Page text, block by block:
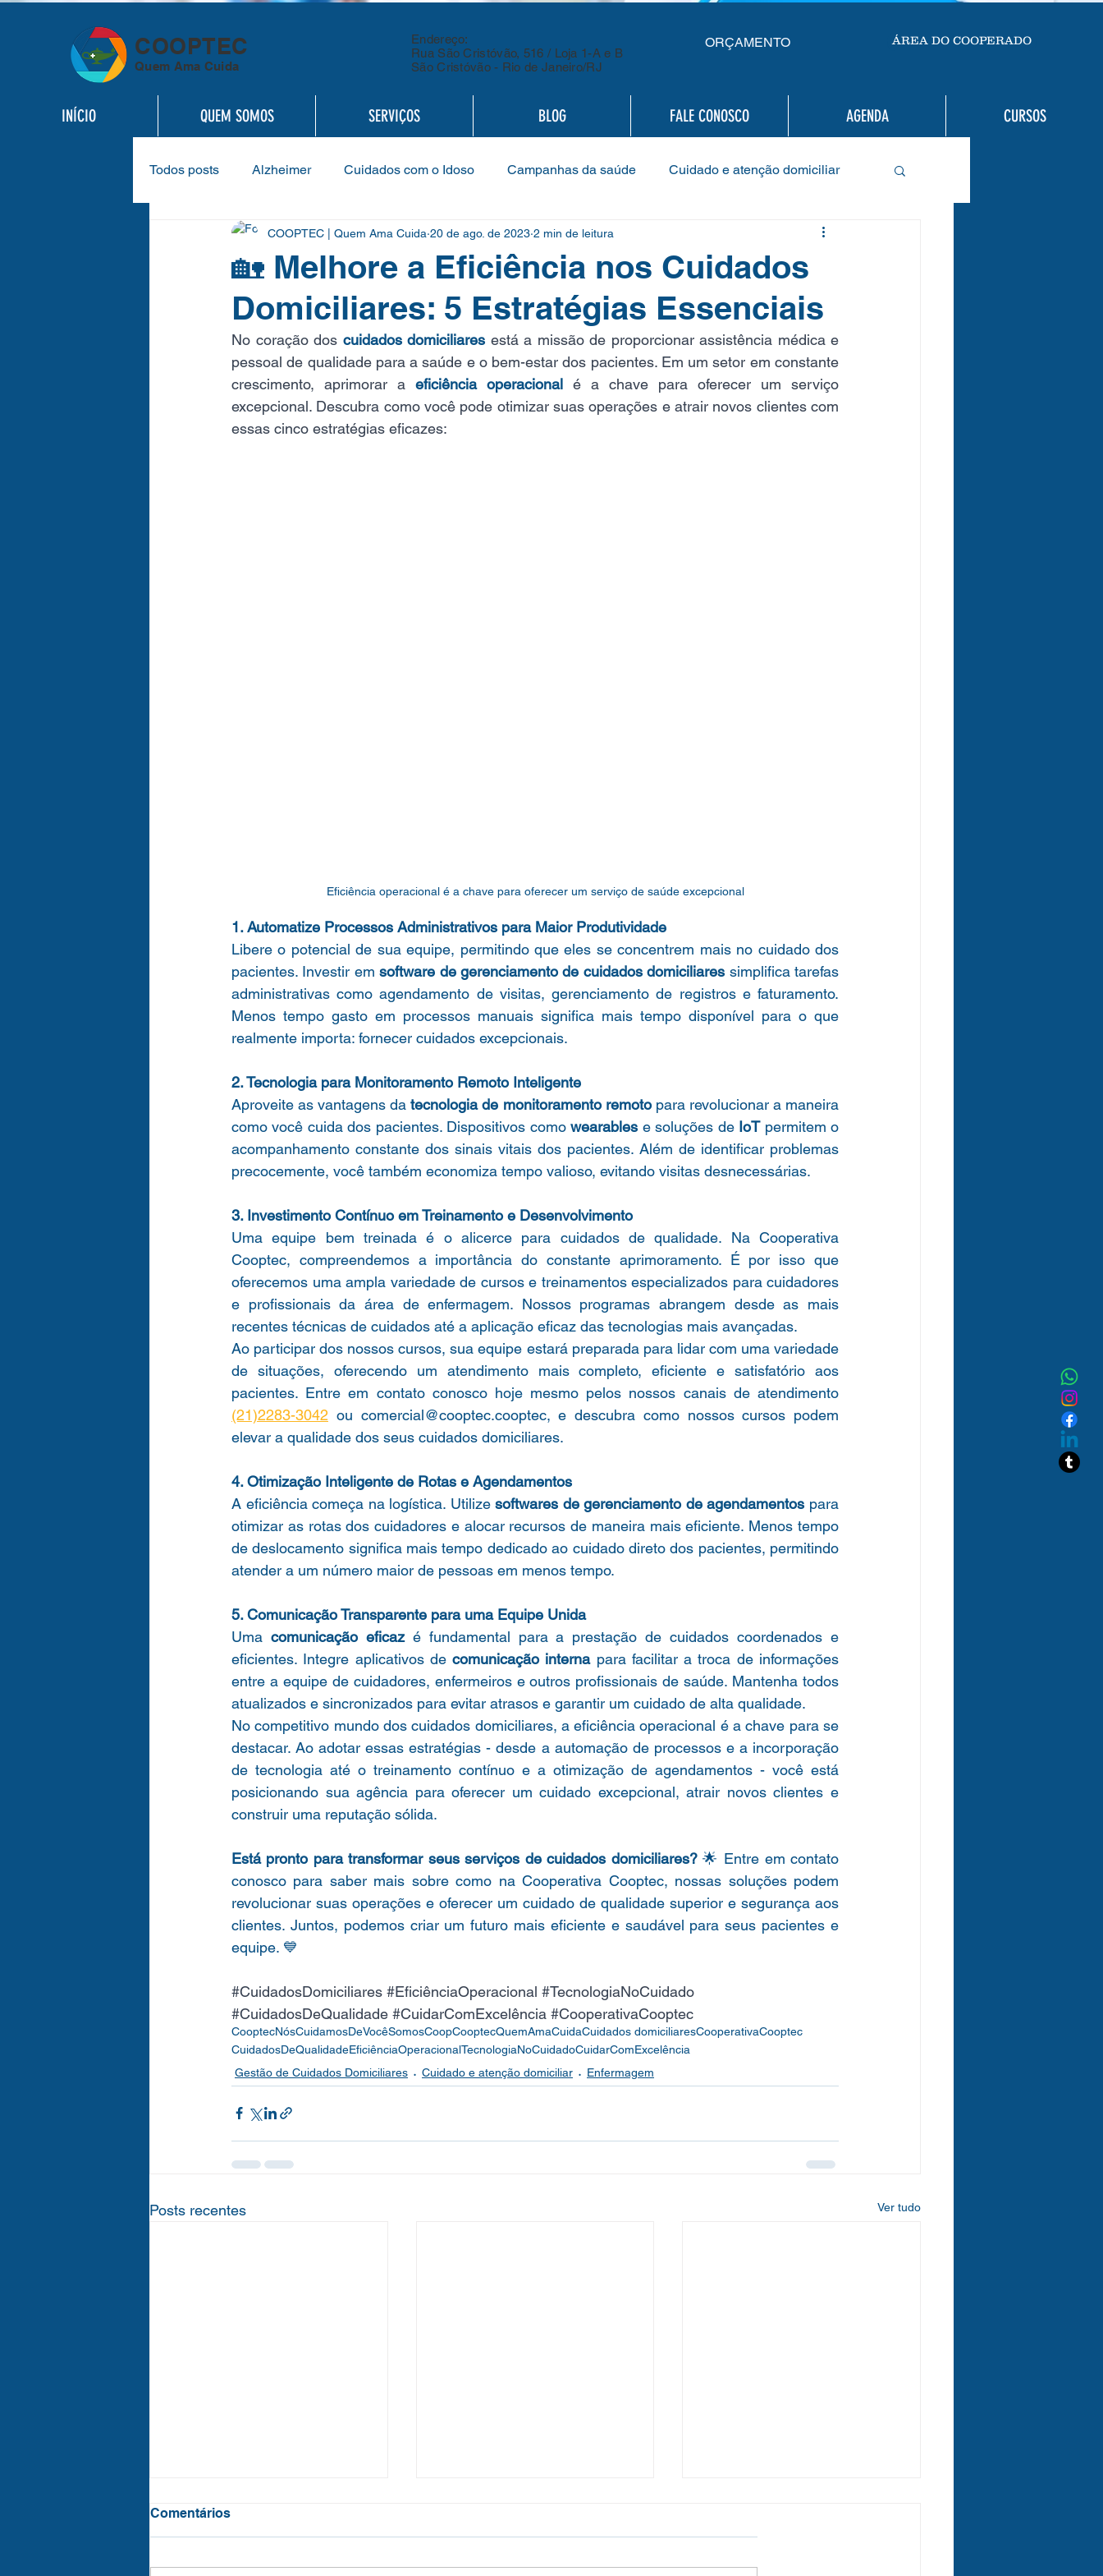
COOPTEC
Quem Ama Cuida
Endereço:
Rua São Cristóvão, 516 / Loja 1-A e B
São Cristóvão - Rio de Janeiro/RJ
ORÇAMENTO ÁREA DO COOPERADO
INÍCIO QUEM SOMOS SERVIÇOS BLOG FALE CONOSCO AGENDA CURSOS
Todos posts Alzheimer Cuidados com o Idoso Campanhas da saúde Cuidado e atenção domiciliar
Exames Laboratoriais Enfermagem Cooperado Assembleias Cuidados com a saúde em casa
Gestão de Cuidados Domiciliares Gestão Empresarial Responsável Desenvolvimento de Liderança
Estratégias Empresariais Saúde mental
🏡 Melhore a Eficiência nos Cuidados
Domiciliares: 5 Estratégias Essenciais
COOPTEC | Quem Ama Cuida 20 de ago. de 2023 2 min de leitura
No coração dos cuidados domiciliares está a missão de proporcionar assistência médica e
pessoal de qualidade para a saúde e o bem-estar dos pacientes. Em um setor em constante
crescimento, aprimorar a eficiência operacional é a chave para oferecer um serviço
excepcional. Descubra como você pode otimizar suas operações e atrair novos clientes com
essas cinco estratégias eficazes:
Eficiência operacional é a chave para oferecer um serviço de saúde excepcional
1. Automatize Processos Administrativos para Maior Produtividade
Libere o potencial de sua equipe, permitindo que eles se concentrem mais no cuidado dos
pacientes. Investir em software de gerenciamento de cuidados domiciliares simplifica tarefas
administrativas como agendamento de visitas, gerenciamento de registros e faturamento.
Menos tempo gasto em processos manuais significa mais tempo disponível para o que
realmente importa: fornecer cuidados excepcionais.
2. Tecnologia para Monitoramento Remoto Inteligente
Aproveite as vantagens da tecnologia de monitoramento remoto para revolucionar a maneira
como você cuida dos pacientes. Dispositivos como wearables e soluções de IoT permitem o
acompanhamento constante dos sinais vitais dos pacientes. Além de identificar problemas
precocemente, você também economiza tempo valioso, evitando visitas desnecessárias.
3. Investimento Contínuo em Treinamento e Desenvolvimento
Uma equipe bem treinada é o alicerce para cuidados de qualidade. Na Cooperativa
Cooptec, compreendemos a importância do constante aprimoramento. É por isso que
oferecemos uma ampla variedade de cursos e treinamentos especializados para cuidadores
e profissionais da área de enfermagem. Nossos programas abrangem desde as mais
recentes técnicas de cuidados até a aplicação eficaz das tecnologias mais avançadas.
Ao participar dos nossos cursos, sua equipe estará preparada para lidar com uma variedade
de situações, oferecendo um atendimento mais completo, eficiente e satisfatório aos
(21)2283-3042 ou comercial@cooptec.cooptec, e descubra como nossos cursos podem
elevar a qualidade dos seus cuidados domiciliares.
4. Otimização Inteligente de Rotas e Agendamentos
A eficiência começa na logística. Utilize softwares de gerenciamento de agendamentos para
otimizar as rotas dos cuidadores e alocar recursos de maneira mais eficiente. Menos tempo
de deslocamento significa mais tempo dedicado ao cuidado direto dos pacientes, permitindo
atender a um número maior de pessoas em menos tempo.
5. Comunicação Transparente para uma Equipe Unida
Uma comunicação eficaz é fundamental para a prestação de cuidados coordenados e
eficientes. Integre aplicativos de comunicação interna para facilitar a troca de informações
entre a equipe de cuidadores, enfermeiros e outros profissionais de saúde. Mantenha todos
atualizados e sincronizados para evitar atrasos e garantir um cuidado de alta qualidade.
No competitivo mundo dos cuidados domiciliares, a eficiência operacional é a chave para se
destacar. Ao adotar essas estratégias - desde a automação de processos e a incorporação
de tecnologia até o treinamento contínuo e a otimização de agendamentos - você está
posicionando sua agência para oferecer um cuidado excepcional, atrair novos clientes e
construir uma reputação sólida.
Está pronto para transformar seus serviços de cuidados domiciliares? 🌟 Entre em contato
conosco para saber mais sobre como na Cooperativa Cooptec, nossas soluções podem
revolucionar suas operações e oferecer um cuidado de qualidade superior e segurança aos
clientes. Juntos, podemos criar um futuro mais eficiente e saudável para seus pacientes e
equipe. 💙
#CuidadosDomiciliares #EficiênciaOperacional #TecnologiaNoCuidado
#CuidadosDeQualidade #CuidarComExcelência #CooperativaCooptec
CooptecNósCuidamosDeVocêSomosCoopCooptecQuemAmaCuidaCuidados domiciliaresCooperativaCooptec
CuidadosDeQualidadeEficiênciaOperacionalTecnologiaNoCuidadoCuidarComExcelência
Gestão de Cuidados Domiciliares
Cuidado e atenção domiciliar Enfermagem
Posts recentes Ver tudo
Comentários